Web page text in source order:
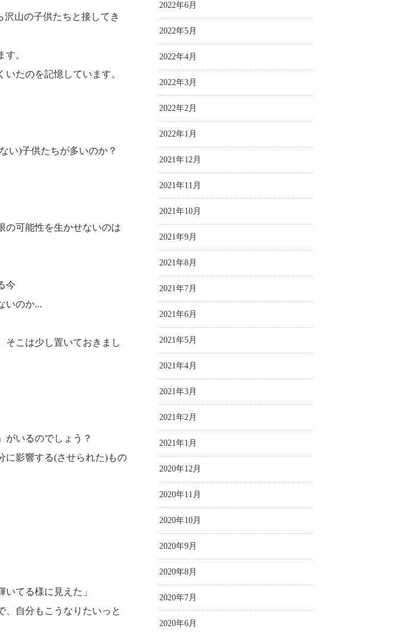
山の子供たちと接してき
。
たのを記憶しています。
い)子供たちが多いのか？
の可能性を生かせないのは
今
いのか...
そこは少し置いておきまし
がいるのでしょう？
に影響する(させられた)もの
てる様に見えた」
、自分もこうなりたいっと
2022年6月
2022年5月
2022年4月
2022年3月
2022年2月
2022年1月
2021年12月
2021年11月
2021年10月
2021年9月
2021年8月
2021年7月
2021年6月
2021年5月
2021年4月
2021年3月
2021年2月
2021年1月
2020年12月
2020年11月
2020年10月
2020年9月
2020年8月
2020年7月
2020年6月